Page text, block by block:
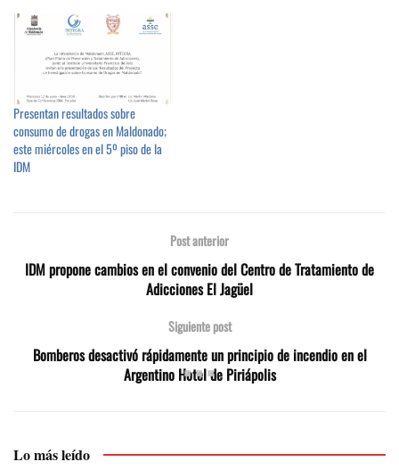
Presentan resultados sobre
consumo de drogas en Maldonado;
este miércoles en el 5º piso de la
IDM
Post anterior
IDM propone cambios en el convenio del Centro de Tratamiento de
Adicciones El Jagüel
Siguiente post
Bomberos desactivó rápidamente un principio de incendio en el
Argentino Hotel de Piriápolis
Lo más leído